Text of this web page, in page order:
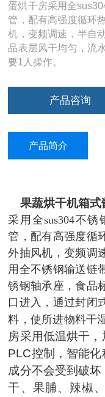
蛋烘干房采用全
管，配有高强度循环
机，变频调速，半自
品表层风干均匀，流
要1人操作。
产品咨询
产品简介
果蔬烘干机箱式
采用全sus304不
管，配有高强度循
外抽风机，变频调
用全不锈钢输送链
锈钢轴承座，食品
口进入，通过封闭
料，使所进物料干
房采用低温烘干，
PLC控制，智能
成分不会受到破
干、果脯、辣椒